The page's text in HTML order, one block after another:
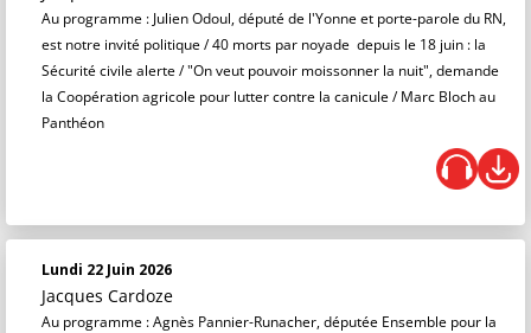
Au programme : Julien Odoul, député de l'Yonne et porte-parole du RN,
est notre invité politique / 40 morts par noyade depuis le 18 juin : la
Sécurité civile alerte / "On veut pouvoir moissonner la nuit", demande
la Coopération agricole pour lutter contre la canicule / Marc Bloch au
Panthéon
Lundi 22 Juin 2026
Jacques Cardoze
Au programme : Agnès Pannier-Runacher, députée Ensemble pour la